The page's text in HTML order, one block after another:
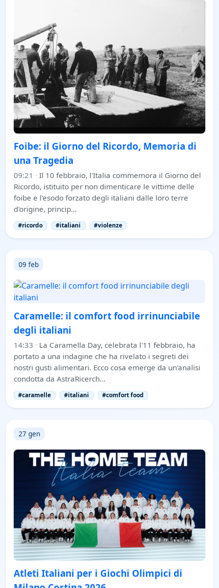
Foibe: il Giorno del Ricordo, Memoria di
una Tragedia
09:21 · Il 10 febbraio, l'Italia commemora il Giorno del
Ricordo, istituito per non dimenticare le vittime delle
foibe e l'esodo forzato degli italiani dalle loro terre
d'origine, princip…
#ricordo #italiani #violenze
09 feb
Caramelle: il comfort food irrinunciabile
degli italiani
14:33 · La Caramella Day, celebrata l'11 febbraio, ha
portato a una indagine che ha rivelato i segreti dei
nostri gusti alimentari. Ecco cosa emerge da un'analisi
condotta da AstraRicerch…
#caramelle #italiani #comfort food
27 gen
Atleti Italiani per i Giochi Olimpici di